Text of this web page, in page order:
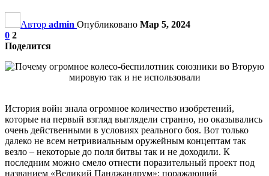
Автор admin Опубликовано Мар 5, 2024
0 2
Поделится
История войн знала огромное количество изобретений,
которые на первый взгляд выглядели странно, но оказывались
очень действенными в условиях реального боя. Вот только
далеко не всем нетривиальным оружейным концептам так
везло – некоторые до поля битвы так и не доходили. К
последним можно смело отнести поразительный проект под
названием «Великий Панджандрум»: поражающий